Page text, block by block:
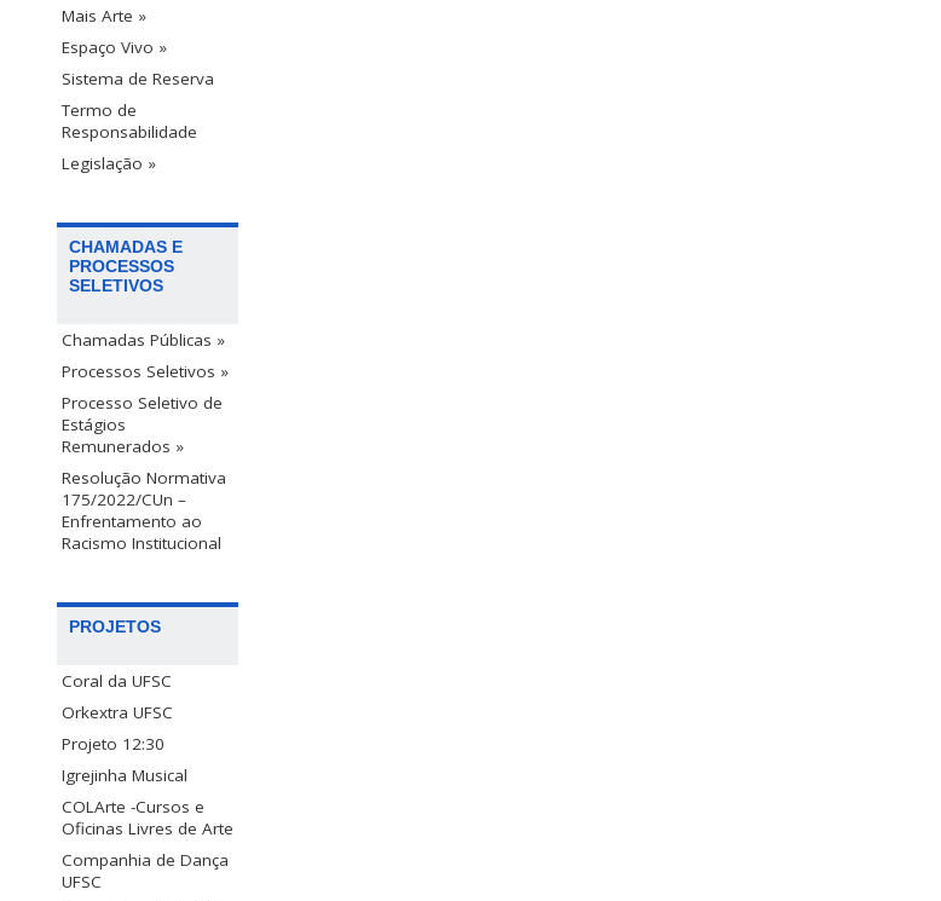
Mais Arte »
Espaço Vivo »
Sistema de Reserva
Termo de
Responsabilidade
Legislação »
CHAMADAS E
PROCESSOS
SELETIVOS
Chamadas Públicas »
Processos Seletivos »
Processo Seletivo de
Estágios
Remunerados »
Resolução Normativa
175/2022/CUn –
Enfrentamento ao
Racismo Institucional
PROJETOS
Coral da UFSC
Orkextra UFSC
Projeto 12:30
Igrejinha Musical
COLArte -Cursos e
Oficinas Livres de Arte
Companhia de Dança
UFSC